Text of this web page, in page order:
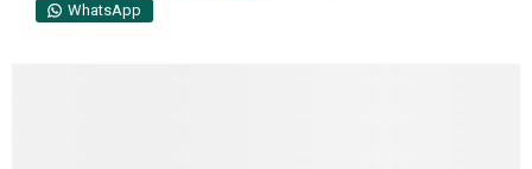
WhatsApp